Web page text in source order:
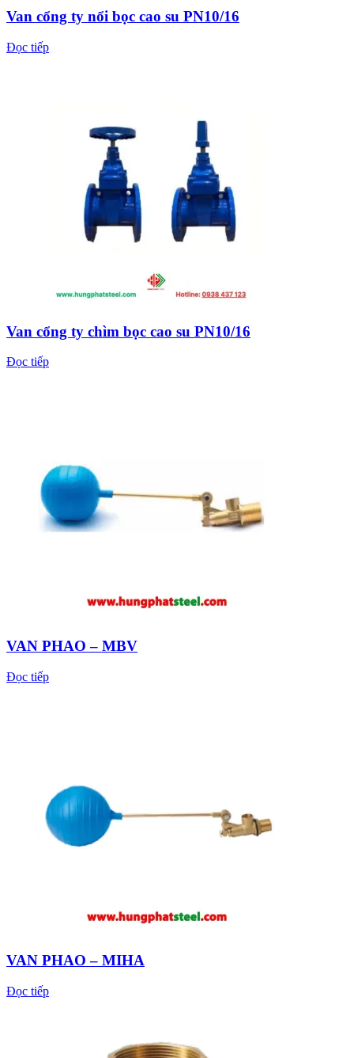
Van cổng ty nổi bọc cao su PN10/16
Đọc tiếp
Van cổng ty chìm bọc cao su PN10/16
Đọc tiếp
VAN PHAO – MBV
Đọc tiếp
VAN PHAO – MIHA
Đọc tiếp